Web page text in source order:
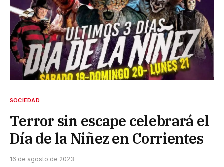
SOCIEDAD
Terror sin escape celebrará el
Día de la Niñez en Corrientes
16 de agosto de 2023